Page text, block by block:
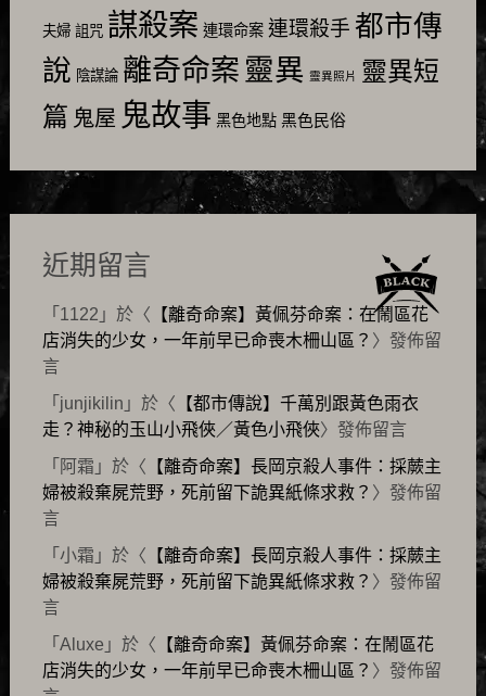
夫婦 詛咒 謀殺案 連環命案 連環殺手 都市傳
說 陰謀論 離奇命案 靈異 靈異照片 靈異短
篇 鬼屋 鬼故事 黑色地點 黑色民俗
近期留言
「 1122 」於〈 【離奇命案】黃佩芬命案：在鬧區花
店消失的少女，一年前早已命喪木柵山區？ 〉發佈留
言
「 junjikilin 」於〈 【都市傳說】千萬別跟黃色雨衣
走？神秘的玉山小飛俠／黃色小飛俠〉發佈留言
「 阿霜 」於〈 【離奇命案】長岡京殺人事件：採蕨主
婦被殺棄屍荒野，死前留下詭異紙條求救？ 〉發佈留
言
「 小霜 」於〈 【離奇命案】長岡京殺人事件：採蕨主
婦被殺棄屍荒野，死前留下詭異紙條求救？ 〉發佈留
言
「 Aluxe 」於〈 【離奇命案】黃佩芬命案：在鬧區花
店消失的少女，一年前早已命喪木柵山區？ 〉發佈留